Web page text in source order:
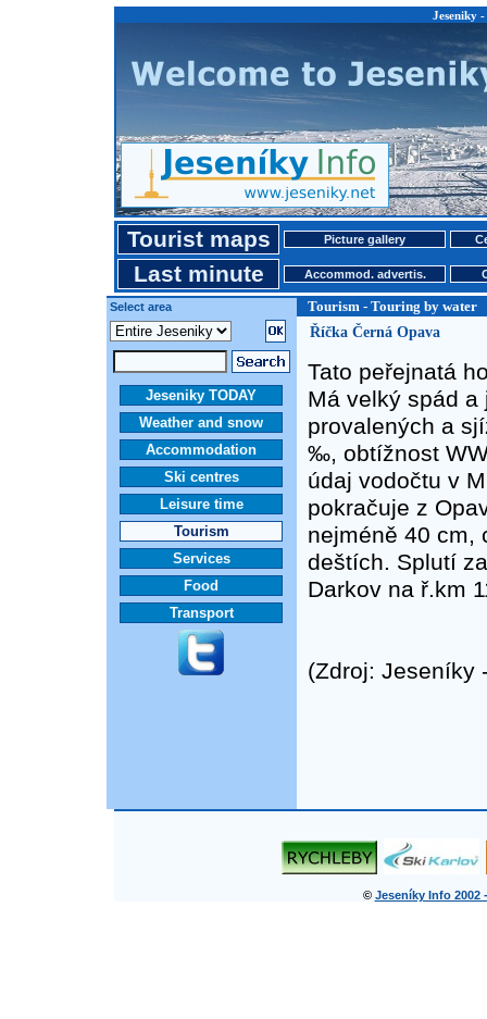
Jeseniky
Tourist maps Picture gallery
Last minute Accommod. advertis.
Select area Tourism - Touring by water
Jeseniky TODAY
Weather and snow
Accommodation
Ski centres
Leisure time
Tourism
Services
Food
Transport
Říčka Černá Opava
Tato peřejnatá
Má velký spád
provalených a
‰, obtížnost
údaj vodočtu v
pokračuje z
nejméně 40 cm,
deštích. Splutí
Darkov na ř.km
(Zdroj: Jeseníky
© Jeseníky Info 2002